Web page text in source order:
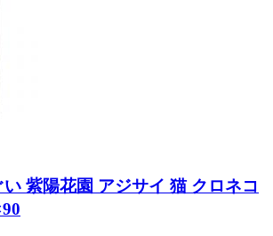
紫陽花園 アジサイ 猫 クロネコ